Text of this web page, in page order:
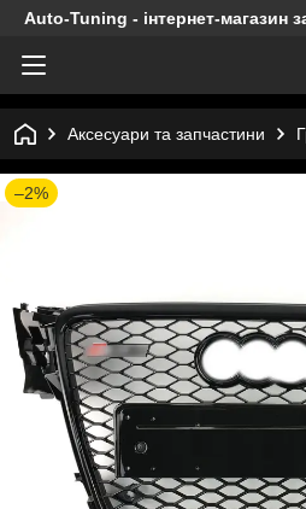
Auto-Tuning - інтернет-магазин
Аксесуари та запчастини
–2%